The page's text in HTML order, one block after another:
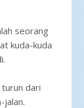
seorang
kuda-kuda
dari
jalan.